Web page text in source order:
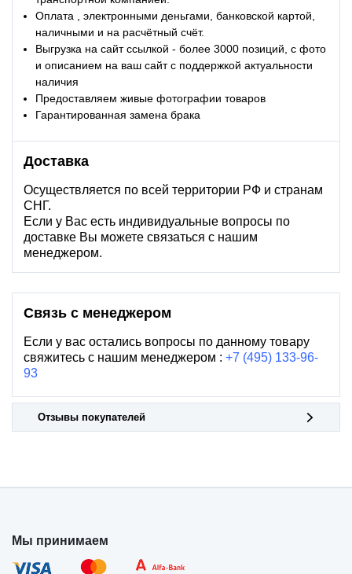
Оплата , электронными деньгами, банковской картой,
наличными и на расчётный счёт.
Выгрузка на сайт ссылкой - более 3000 позиций, с фото
и описанием на ваш сайт с поддержкой актуальности
наличия
Предоставляем живые фотографии товаров
Гарантированная замена брака
Доставка
Осуществляется по всей территории РФ и странам
СНГ.
Если у Вас есть индивидуальные вопросы по
доставке Вы можете связаться с нашим
менеджером.
Связь с менеджером
Если у вас остались вопросы по данному товару
свяжитесь с нашим менеджером : +7 (495) 133-96-
93
Отзывы покупателей
Мы принимаем